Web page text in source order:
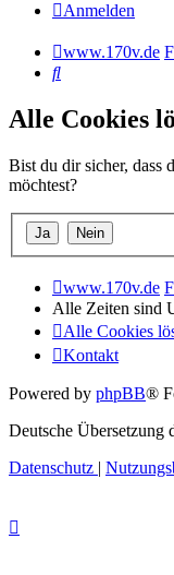
Anmelden
www.170v.de
Suche
Alle Cookies
Bist du dir sicher, dass
möchtest?
www.170v.de
Alle Zeiten sind
Alle Cookies
Kontakt
Powered by phpBB®
Deutsche Übersetzung
Datenschutz |